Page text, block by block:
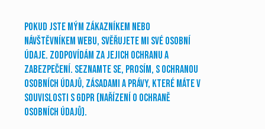
Pokud jste mým zákazníkem nebo
návštěvníkem webu, svěřujete mi své osobní
údaje. Zodpovídám za jejich ochranu a
zabezpečení. Seznamte se, prosím, s ochranou
osobních údajů, zásadami a právy, které máte v
souvislosti s GDPR (Nařízení o ochraně
osobních údajů).